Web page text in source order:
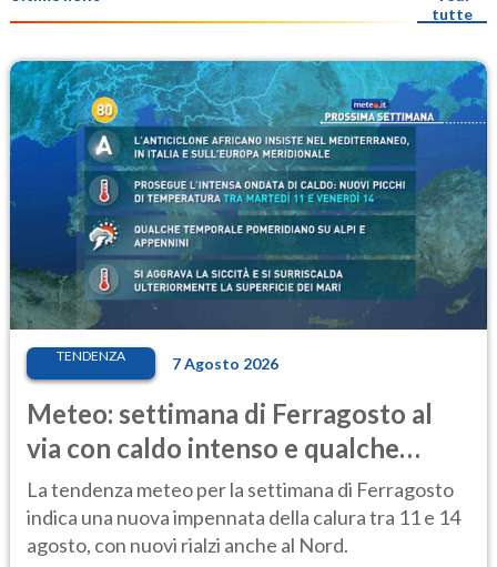
tutte
TENDENZA 7 Agosto 2026
Meteo: settimana di Ferragosto al
via con caldo intenso e qualche
temporale
La tendenza meteo per la settimana di Ferragosto
indica una nuova impennata della calura tra 11 e 14
agosto, con nuovi rialzi anche al Nord.